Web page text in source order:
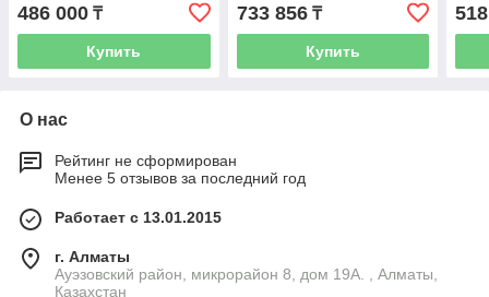
486 000 ₸
Купить
733 856₸
Купить
О нас
Рейтинг не сформирован
Менее 5 отзывов за последний год
Работает с 13.01.2015
г. Алматы
Ауэзовский район, микрорайон 8, дом 19А. , Алматы,
Казахстан